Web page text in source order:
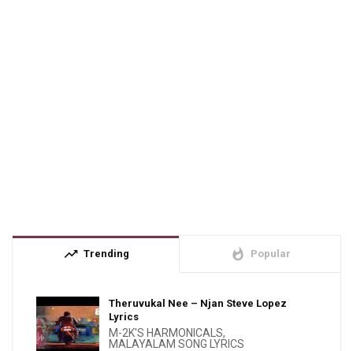
trending_up Trending whatshot Popular
Theruvukal Nee – Njan Steve Lopez
Lyrics
M-2K'S HARMONICALS,
MALAYALAM SONG LYRICS